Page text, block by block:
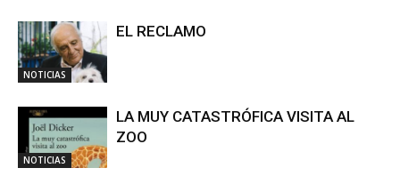
NOTICIAS
EL RECLAMO
NOTICIAS
LA MUY CATASTRÓFICA VISITA AL
ZOO